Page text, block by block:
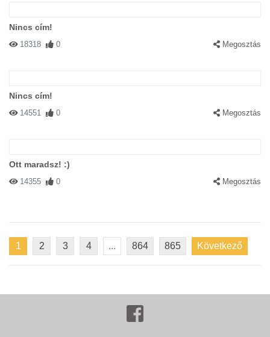
Nincs cím!
18318 0 Megosztás
Nincs cím!
14551 0 Megosztás
Ott maradsz! :)
14355 0 Megosztás
1 2 3 4 ... 864 865 Következő